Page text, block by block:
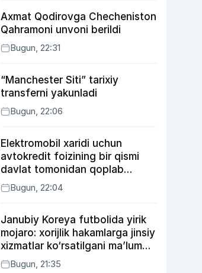
Axmat Qodirovga Checheniston
Qahramoni unvoni berildi
Bugun, 22:31
“Manchester Siti” tarixiy
transferni yakunladi
Bugun, 22:06
Elektromobil xaridi uchun
avtokredit foizining bir qismi
davlat tomonidan qoplab
berilishi mumkin
Bugun, 22:04
Janubiy Koreya futbolida yirik
mojaro: xorijlik hakamlarga jinsiy
xizmatlar ko‘rsatilgani ma’lum
qilindi
Bugun, 21:35